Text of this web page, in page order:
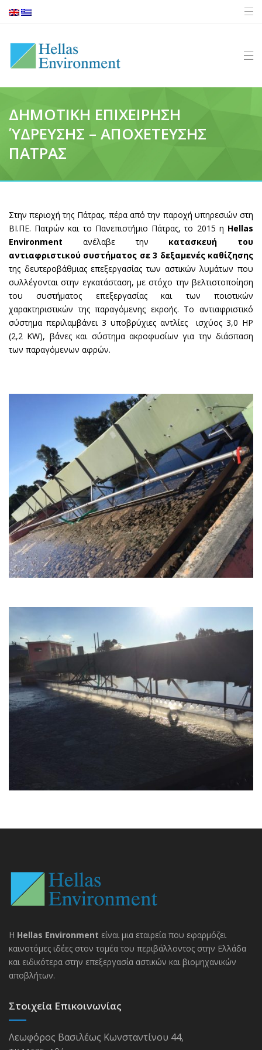
ΔΗΜΟΤΙΚΗ ΕΠΙΧΕΙΡΗΣΗ
ΎΔΡΕΥΣΗΣ – ΑΠΟΧΕΤΕΥΣΗΣ
ΠΑΤΡΑΣ
Στην περιοχή της Πάτρας, πέρα από την παροχή υπηρεσιών στη
ΒΙ.ΠΕ. Πατρών και το Πανεπιστήμιο Πάτρας, το 2015 η Hellas
Environment ανέλαβε την κατασκευή του
αντιαφριστικού συστήματος σε 3 δεξαμενές καθίζησης
της δευτεροβάθμιας επεξεργασίας των αστικών λυμάτων που
συλλέγονται στην εγκατάσταση, με στόχο την βελτιστοποίηση
του συστήματος επεξεργασίας και των ποιοτικών
χαρακτηριστικών της παραγόμενης εκροής. Το αντιαφριστικό
σύστημα περιλαμβάνει 3 υποβρύχιες αντλίες ισχύος 3,0 ΗΡ
(2,2 KW), βάνες και σύστημα ακροφυσίων για την διάσπαση
των παραγόμενων αφρών.
H Hellas Environment είναι μια εταιρεία που εφαρμόζει
καινοτόμες ιδέες στον τομέα του περιβάλλοντος στην Ελλάδα
και ειδικότερα στην επεξεργασία αστικών και βιομηχανικών
αποβλήτων.
Στοιχεία Επικοινωνίας
Λεωφόρος Βασιλέως Κωνσταντίνου 44,